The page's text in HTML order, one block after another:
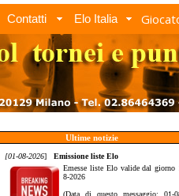
Contatti Elo Italia
Ultime notizie
[01-08-2026] Emissione liste Elo
Emesse liste Elo valide dal giorno
8-2026
(Data di questo messaggio: 01-